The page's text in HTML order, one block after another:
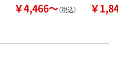
￥4,466～（税込） ￥